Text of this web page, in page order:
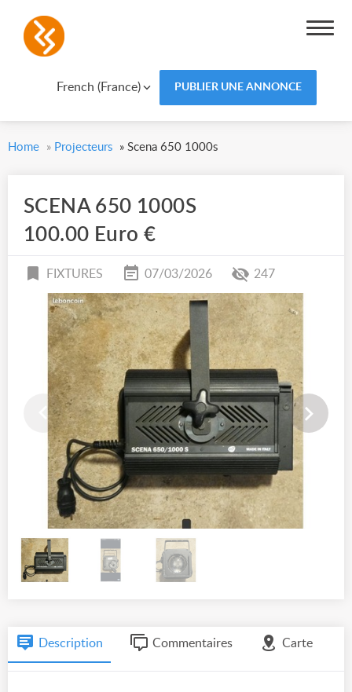
French (France) PUBLIER UNE ANNONCE
Home » Projecteurs » Scena 650 1000s
SCENA 650 1000S
100.00 Euro €
FIXTURES 07/03/2026 247
Description Commentaires Carte